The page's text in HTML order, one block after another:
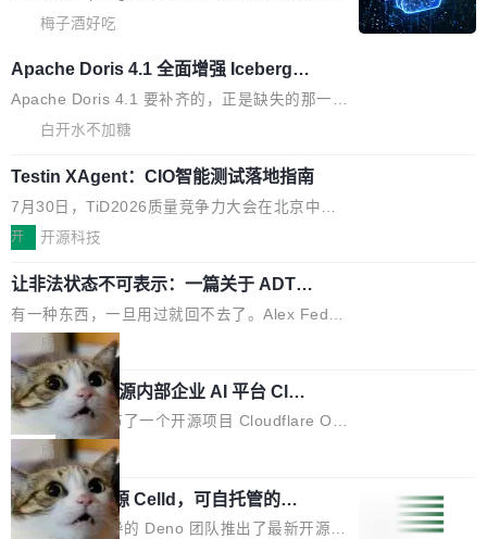
提交的编辑请求也长期处于待处理状态。 Groki
容的百科平台，被马斯克视为传统众包百科网站
维基百科的替代方案。Lawfare 调查发现，无论
热门页面还是低关注度页面，均未出现近期更
主题和访问量页面中普遍存在。 调查人员最初认
为，Grokipedia可能只是限...
是这样的：配 MessageSource 的 Bean、写 R
声明 LocaleResolver、注册 LocaleChangeInt
erceptor…五六步之后才能看到第一行翻译文
本。 Solon 换了个方式。整个 i18n 模块围绕三
XML、没有拦截器注册、没有样板配置。 资源
文件的约定 把文件放到 resources/i18n/ 下： r
梅子酒好吃
Apache Doris 4.1 全面增强 Iceberg：
支持 UPDATE、MERGE INTO 与 Iceb
erg V3
Apache Doris 4.1 要补齐的，正是缺失的那一
半。在已有查询能力的基础上，Doris 进一步支
据修改操作、完整的表结构管理与分区演进，以
及 rewrite_data_files、expire_snapshots 等日
常维护操作，并完整支持 Iceberg V3 格式。
白开水不加糖
Testin XAgent：CIO智能测试落地指南
7月30日，TiD2026质量竞争力大会在北京中关
村国家自主创新示范区会议中心开幕。本届大会
“智构可信·质创未来——AI原生时代的质量新范
式”为主题，直面AI从实验室走向规模化产业落地
的核心质量命题。会上，《2026智能研发生产力
工具选型手册》发布，Testin云测的Testin XAge
nt智能测试系统入选AI测试领域代表产品。对CI
O而言，这提示了一个转变：AI测试正在从效率
工具升级为企业的质量基础设施。 CIO面对的新
现实 过去两年，CIO们的焦虑清单上多了两项：
一是如何让大模型和智能体应用安全地从PoC走
向生产，二是如何让测试团队跟得上AI应用...
开 开源科技
让非法状态不可表示：一篇关于 ADT
的帖子在 Reddit 火了
有一种东西，一旦用过就回不去了。Alex Fedos
eev 管它叫"软件设计的基石"。 他说的东西不新
鲜——代数数据类型（ADT），尤其是和类型
（sum type）。但他说清楚了一件事：这不是类
型系统的学术体操，是日常编码的思维方式。 文
章从一个简单的例子切入。一个网站的深色主题
设置，如果用布尔值 + 可空字段来表示——bool
ean 表示是否可切换，nullable 的默认模式、浅
色方案、深色方案——会产生大量无意义的组
局
Cloudflare 开源内部企业 AI 平台 Clou
dflare OS
Cloudflare 发布了一个开源项目 Cloudflare O
S。如果你只看官方博客，你会觉得这是又一
个"AI 知识库 + 聊天机器人"——每个大厂都在
做，没什么新鲜的。 但 Kenton Varda 在 Twitte
r 上把事情说清楚了： 今天我们发布了 Cloudfla
局
Deno 团队开源 Celld，可自托管的分
布式 Durable Objects
Ryan Dahl 领导的 Deno 团队推出了最新开源项